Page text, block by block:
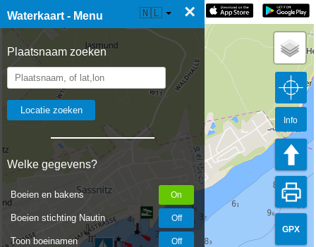
Waterkaart - Menu ×
Plaatsnaam zoeken
Welke gegevens?
Boeien en bakens
Boeien stichting Nautin
Toon boeinamen
☰ Waterkaart Live 🇳🇱
GPX
Info